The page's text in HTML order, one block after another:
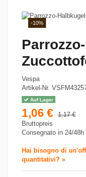
-10%
Vespa
Artikel-Nr.
Auf Lager
1,06 € 1,17 €
Bruttopreis
Consegnato in 24/48h
Hai bisogno di
quantitativi? »